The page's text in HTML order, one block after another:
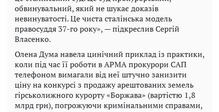
обвинувальний, який не шукає доказів
невинуватості. Це чиста сталінська модель
правосуддя 37-го року», — підкреслив Сергій
Власенко.
Олена Дума навела цинічний приклад із практики,
коли під час її роботи в АРМА прокурори САП
телефоном вимагали від неї штучно занизити
ціну на конкурсі з продажу арештованих земель
гірськолижного курорту «Боржава» (вартістю 1,8
млрд грн), погрожуючи кримінальними справами,